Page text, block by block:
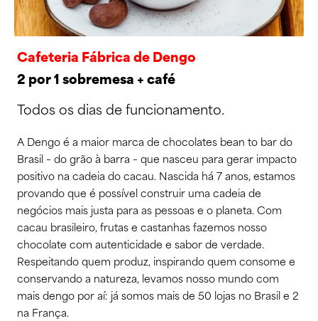
Cafeteria Fábrica de Dengo
2 por 1 sobremesa + café
Todos os dias de funcionamento.
A Dengo é a maior marca de chocolates bean to bar do
Brasil – do grão à barra – que nasceu para gerar impacto
positivo na cadeia do cacau. Nascida há 7 anos, estamos
provando que é possível construir uma cadeia de
negócios mais justa para as pessoas e o planeta. Com
cacau brasileiro, frutas e castanhas fazemos nosso
chocolate com autenticidade e sabor de verdade.
Respeitando quem produz, inspirando quem consome e
conservando a natureza, levamos nosso mundo com
mais dengo por aí: já somos mais de 50 lojas no Brasil e 2
na França.